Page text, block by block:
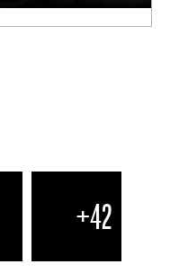
+42